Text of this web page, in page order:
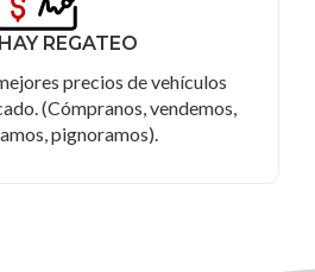
REGATEO
precios de vehículos
(Cómpranos, vendemos,
pignoramos).